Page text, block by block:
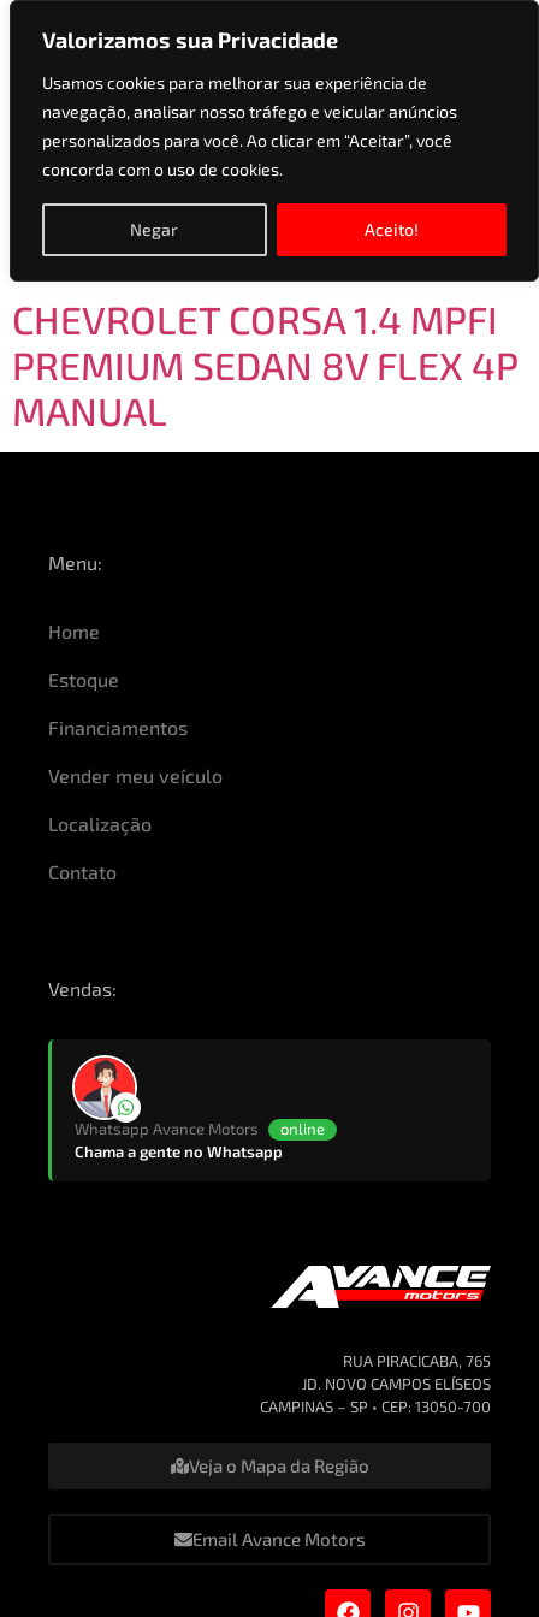
Valorizamos sua Privacidade
Usamos cookies para melhorar sua experiência de
navegação, analisar nosso tráfego e veicular anúncios
personalizados para você. Ao clicar em “Aceitar”, você
concorda com o uso de cookies.
Negar Aceito!
Versões:1.4 MPFI
PREMIUM SEDAN 8V
FLEX 4P MANUAL
CHEVROLET CORSA 1.4 MPFI
PREMIUM SEDAN 8V FLEX 4P
MANUAL
Menu:
Home
Estoque
Financiamentos
Vender meu veículo
Localização
Contato
Vendas:
Whatsapp Avance Motors
online
Chama a gente no Whatsapp
RUA PIRACICABA, 765
JD. NOVO CAMPOS ELÍSEOS
CAMPINAS – SP • CEP: 13050-700
Veja o Mapa da Região
Email Avance Motors